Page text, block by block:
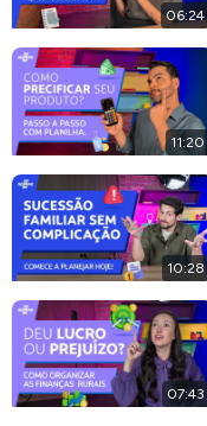
06:24
11:20
10:28
07:43